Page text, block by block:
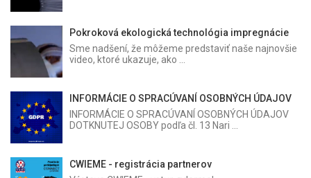
Pokroková ekologická technológia impregnácie
Sme nadšení, že môžeme predstaviť naše najnovšie
video, ktoré ukazuje, ako ...
INFORMÁCIE O SPRACÚVANÍ OSOBNÝCH ÚDAJOV
INFORMÁCIE O SPRACÚVANÍ OSOBNÝCH ÚDAJOV
DOTKNUTEJ OSOBY podľa čl. 13 Nari ...
CWIEME - registrácia partnerov